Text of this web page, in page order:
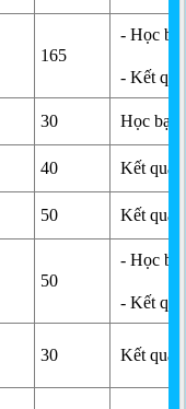
165
- Học
- Kết
30 Học bạ
40 Kết quả
50 Kết quả
50
- Học
- Kết
30 Kết quả